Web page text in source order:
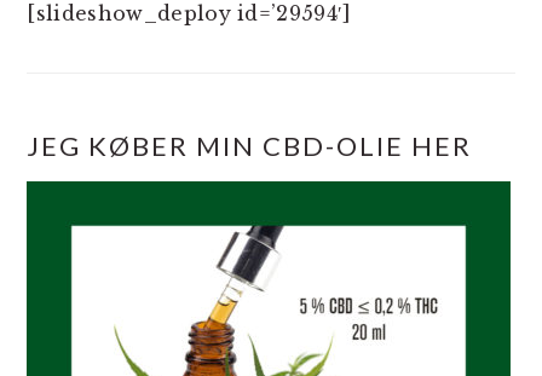
[slideshow_deploy id=’29594′]
JEG KØBER MIN CBD-OLIE HER